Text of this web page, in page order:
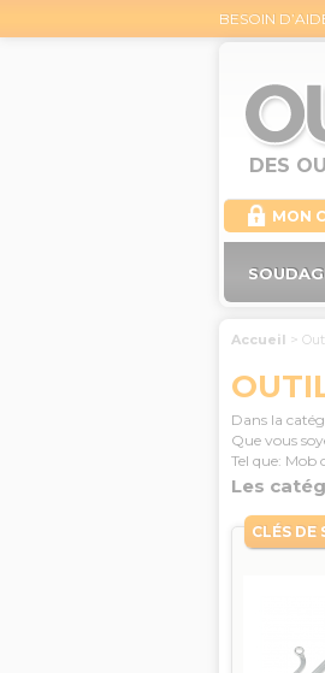
BESOIN
DES
MON
Accueil >
Dans la
Que vous
Tel que: Mob
Les
CLÉS DE